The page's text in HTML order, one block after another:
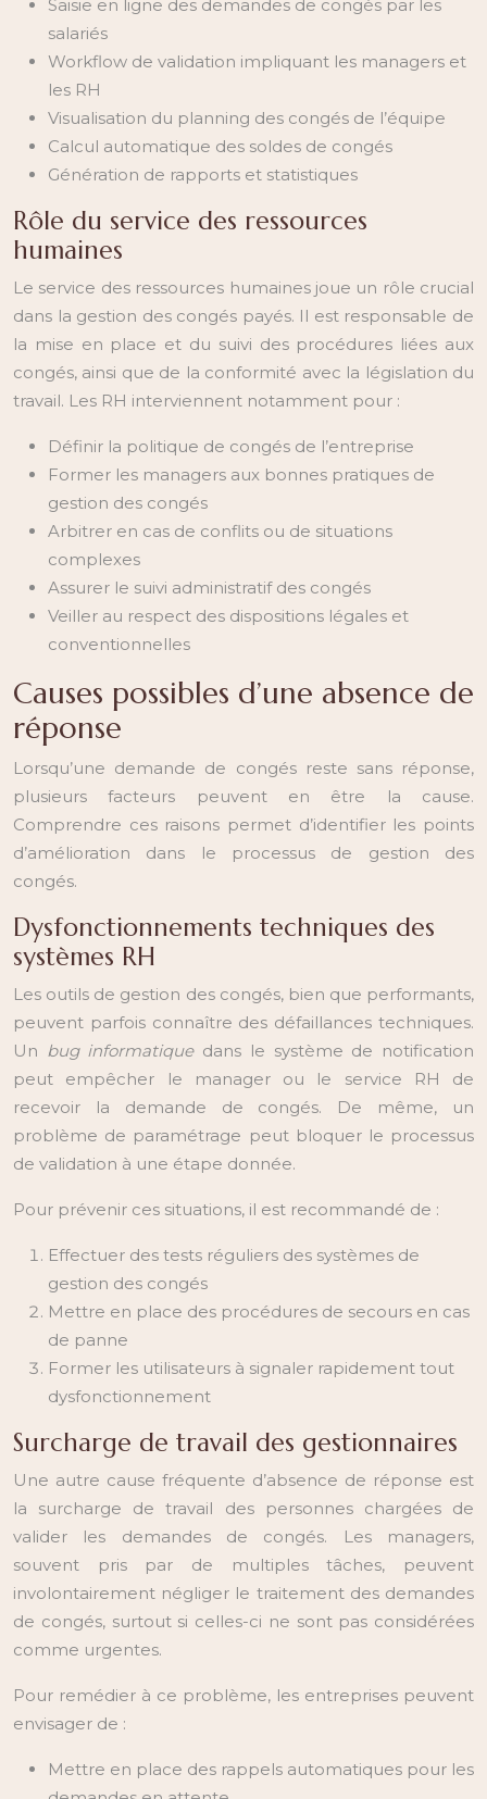
Saisie en ligne des demandes de congés par les
salariés
Workflow de validation impliquant les managers et
les RH
Visualisation du planning des congés de l’équipe
Calcul automatique des soldes de congés
Génération de rapports et statistiques
Rôle du service des ressources
humaines
Le service des ressources humaines joue un rôle crucial
dans la gestion des congés payés. Il est responsable de
la mise en place et du suivi des procédures liées aux
congés, ainsi que de la conformité avec la législation du
travail. Les RH interviennent notamment pour :
Définir la politique de congés de l’entreprise
Former les managers aux bonnes pratiques de
gestion des congés
Arbitrer en cas de conflits ou de situations
complexes
Assurer le suivi administratif des congés
Veiller au respect des dispositions légales et
conventionnelles
Causes possibles d’une absence de
réponse
Lorsqu’une demande de congés reste sans réponse,
plusieurs facteurs peuvent en être la cause.
Comprendre ces raisons permet d’identifier les points
d’amélioration dans le processus de gestion des
congés.
Dysfonctionnements techniques des
systèmes RH
Les outils de gestion des congés, bien que performants,
peuvent parfois connaître des défaillances techniques.
Un bug informatique dans le système de notification
peut empêcher le manager ou le service RH de
recevoir la demande de congés. De même, un
problème de paramétrage peut bloquer le processus
de validation à une étape donnée.
Pour prévenir ces situations, il est recommandé de :
Effectuer des tests réguliers des systèmes de
gestion des congés
Mettre en place des procédures de secours en cas
de panne
Former les utilisateurs à signaler rapidement tout
dysfonctionnement
Surcharge de travail des gestionnaires
Une autre cause fréquente d’absence de réponse est
la surcharge de travail des personnes chargées de
valider les demandes de congés. Les managers,
souvent pris par de multiples tâches, peuvent
involontairement négliger le traitement des demandes
de congés, surtout si celles-ci ne sont pas considérées
comme urgentes.
Pour remédier à ce problème, les entreprises peuvent
envisager de :
Mettre en place des rappels automatiques pour les